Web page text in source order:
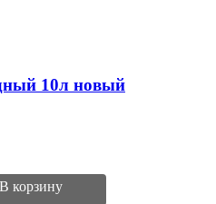
10л новый
В корзину